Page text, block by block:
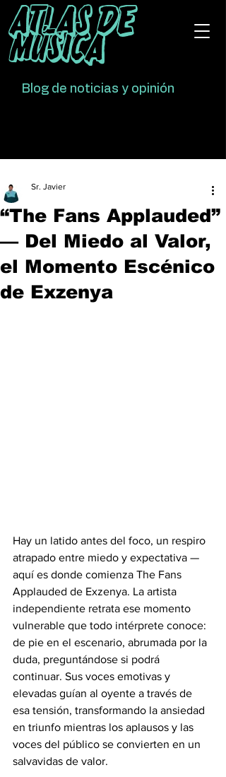
Atlas De
Música
Blog de noticias y opinión
“The Fans Applauded”
— Del Miedo al Valor,
el Momento Escénico
de Exzenya
Sr. Javier
Hay un latido antes del foco, un respiro
atrapado entre miedo y expectativa —
aquí es donde comienza The Fans
Applauded de Exzenya. La artista
independiente retrata ese momento
vulnerable que todo intérprete conoce:
de pie en el escenario, abrumada por la
duda, preguntándose si podrá
continuar. Sus voces emotivas y
elevadas guían al oyente a través de
esa tensión, transformando la ansiedad
en triunfo mientras los aplausos y las
voces del público se convierten en un
salvavidas de valor.